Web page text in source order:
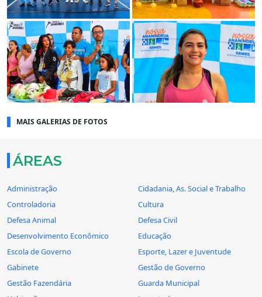
MAIS GALERIAS DE FOTOS
ÁREAS
Administração
Cidadania, As. Social e Trabalho
Controladoria
Cultura
Defesa Animal
Defesa Civil
Desenvolvimento Econômico
Educação
Escola de Governo
Esporte, Lazer e Juventude
Gabinete
Gestão de Governo
Gestão Fazendária
Guarda Municipal